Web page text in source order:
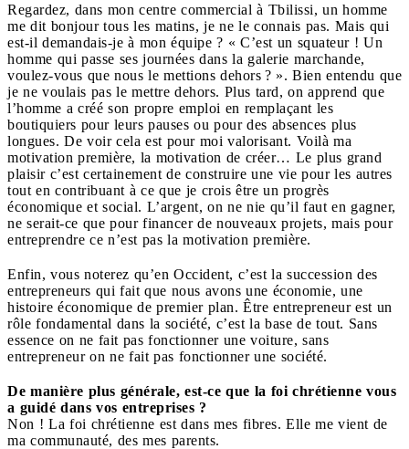
Regardez, dans mon centre commercial à Tbilissi, un homme
me dit bonjour tous les matins, je ne le connais pas. Mais qui
est-il demandais-je à mon équipe ? « C’est un squateur ! Un
homme qui passe ses journées dans la galerie marchande,
voulez-vous que nous le mettions dehors ? ». Bien entendu que
je ne voulais pas le mettre dehors. Plus tard, on apprend que
l’homme a créé son propre emploi en remplaçant les
boutiquiers pour leurs pauses ou pour des absences plus
longues. De voir cela est pour moi valorisant. Voilà ma
motivation première, la motivation de créer… Le plus grand
plaisir c’est certainement de construire une vie pour les autres
tout en contribuant à ce que je crois être un progrès
économique et social. L’argent, on ne nie qu’il faut en gagner,
ne serait-ce que pour financer de nouveaux projets, mais pour
entreprendre ce n’est pas la motivation première.
Enfin, vous noterez qu’en Occident, c’est la succession des
entrepreneurs qui fait que nous avons une économie, une
histoire économique de premier plan. Être entrepreneur est un
rôle fondamental dans la société, c’est la base de tout. Sans
essence on ne fait pas fonctionner une voiture, sans
entrepreneur on ne fait pas fonctionner une société.
De manière plus générale, est-ce que la foi chrétienne vous
a guidé dans vos entreprises ?
Non ! La foi chrétienne est dans mes fibres. Elle me vient de
ma communauté, des mes parents.